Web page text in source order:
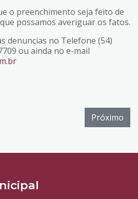
o preenchimento seja feito de
possamos averiguar os fatos.
denuncias no Telefone (54)
ou ainda no e-mail
Próximo